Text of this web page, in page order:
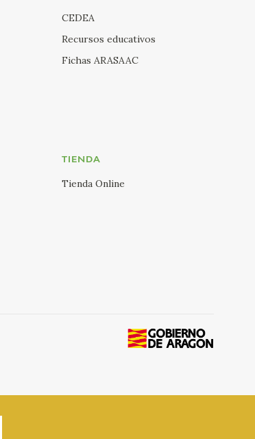
TIENDA
Tienda Online
CEDEA
Recursos educativos
Fichas ARASAAC